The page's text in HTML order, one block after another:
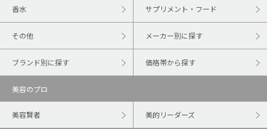
香水 サプリメント・フード
その他 メーカー別に探す
ブランド別に探す 価格帯から探す
美容のプロ
美容賢者 美的リーダーズ